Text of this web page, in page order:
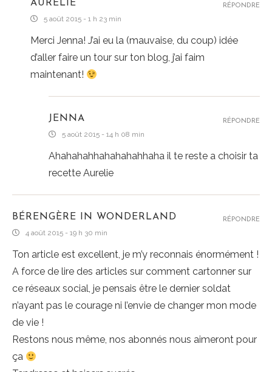
AURÉLIE
5 août 2015 - 1 h 23 min
Merci Jenna! J’ai eu la (mauvaise, du coup) idée
d’aller faire un tour sur ton blog, j’ai faim
maintenant!
RÉPONDRE
JENNA
5 août 2015 - 14 h 08 min
Ahahahahhahahahahhaha il te reste a choisir ta
recette Aurelie
RÉPONDRE
BÉRENGÈRE IN WONDERLAND
4 août 2015 - 19 h 30 min
Ton article est excellent, je m’y reconnais énormément !
A force de lire des articles sur comment cartonner sur
ce réseaux social, je pensais être le dernier soldat
n’ayant pas le courage ni l’envie de changer mon mode
de vie !
Restons nous même, nos abonnés nous aimeront pour
ça
RÉPONDRE